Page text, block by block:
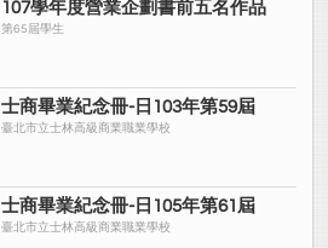
107學年度營業企劃書前五名作品
第65屆學生
士商畢業紀念冊-日103年第59屆
臺北市立士林高級商業職業學校
士商畢業紀念冊-日105年第61屆
臺北市立士林高級商業職業學校